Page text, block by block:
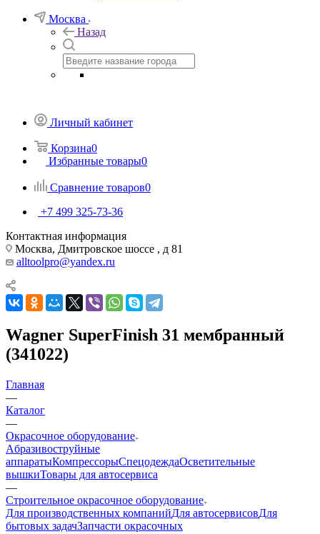
Москва
Назад
Личный кабинет
Корзина0
Избранные товары0
Сравнение товаров0
+7 499 325-73-36
Контактная информация
Москва, Дмитровское шоссе , д 81
alltoolpro@yandex.ru
Wagner SuperFinish 31 мембранный
(341022)
Главная
—
Каталог
—
Окрасочное оборудование
Aбразивоструйные
аппаратыКомпрессорыСпецодеждаОсветительные
вышкиТовары для автосервиса
—
Строительное окрасочное оборудование
Для производственных компанийДля автосервисовДля
бытовых задачЗапчасти окрасочных